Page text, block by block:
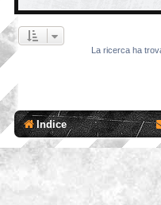
La ricerca ha
Indice